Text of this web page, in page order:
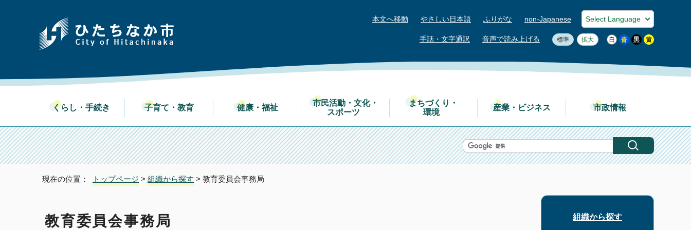
本文へ移動 やさしい日本語 ふりがな non-Japanese
手話・文字通訳 音声で読み上げる 標準 拡大
くらし・手続き 子育て・教育 健康・福祉
市民活動・文化・
スポーツ
まちづくり・
環境
産業・ビジネス 市政情報
現在の位置： トップページ > 組織から探す > 教育委員会事務局
教育委員会事務局 組織から探す